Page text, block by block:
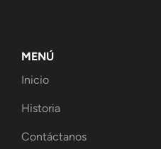
MENÚ
Inicio
Historia
Contáctanos